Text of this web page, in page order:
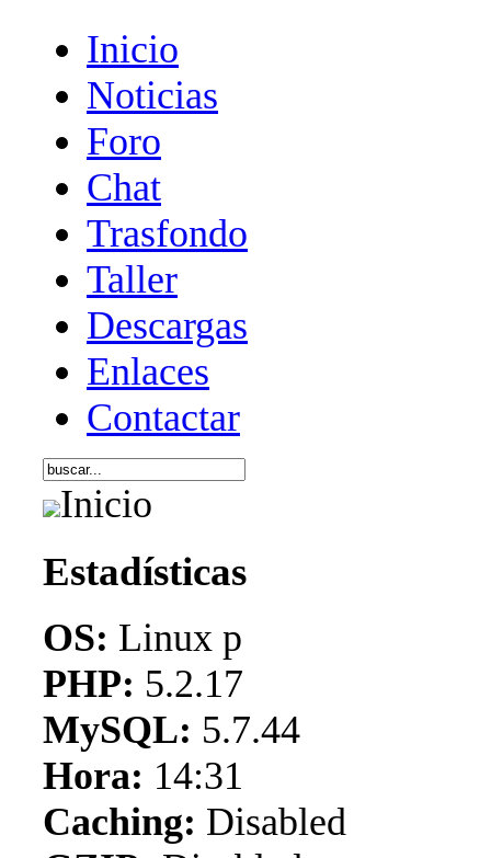
Inicio
Noticias
Foro
Chat
Trasfondo
Taller
Descargas
Enlaces
Contactar
Inicio
Estadísticas
OS: Linux p
PHP: 5.2.17
MySQL: 5.7.44
Hora: 14:31
Caching: Disabled